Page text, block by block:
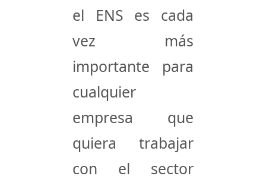
el ENS es cada
vez más
importante para
cualquier
empresa que
quiera trabajar
con el sector